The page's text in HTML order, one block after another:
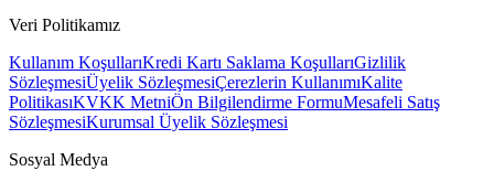
Veri Politikamız
Kullanım KoşullarıKredi Kartı Saklama KoşullarıGizlilik
SözleşmesiÜyelik SözleşmesiÇerezlerin KullanımıKalite
PolitikasıKVKK MetniÖn Bilgilendirme FormuMesafeli Satış
SözleşmesiKurumsal Üyelik Sözleşmesi
Sosyal Medya